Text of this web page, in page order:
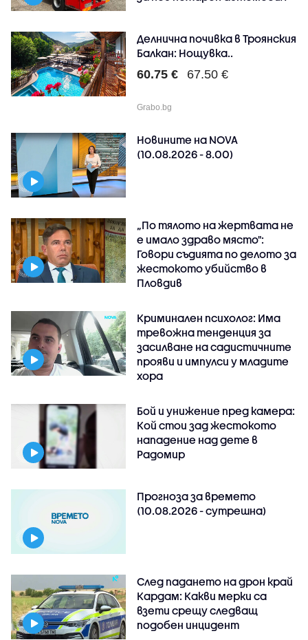
Делнична почивка в Троянския
Балкан: Нощувка..
60.75 € 67.50 €
Grabo.bg
Новините на NOVA
(10.08.2026 - 8.00)
„По тялото на жертвата не
е имало здраво място":
Говори съдията по делото за
жестокото убийство в
Пловдив
Криминален психолог: Има
тревожна тенденция за
засилване на садистичните
прояви и импулси у младите
хора
Бой и унижение пред камера:
Кой стои зад жестокото
нападение над дете в
Радомир
Прогноза за времето
(10.08.2026 - сутрешна)
След падането на дрон край
Кардам: Какви мерки са
взети срещу следващ
подобен инцидент